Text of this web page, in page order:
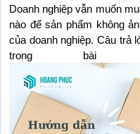
Doanh nghiệp vẫn muốn
nào để sản phẩm không
của doanh nghiệp. Câu trả
trong bài